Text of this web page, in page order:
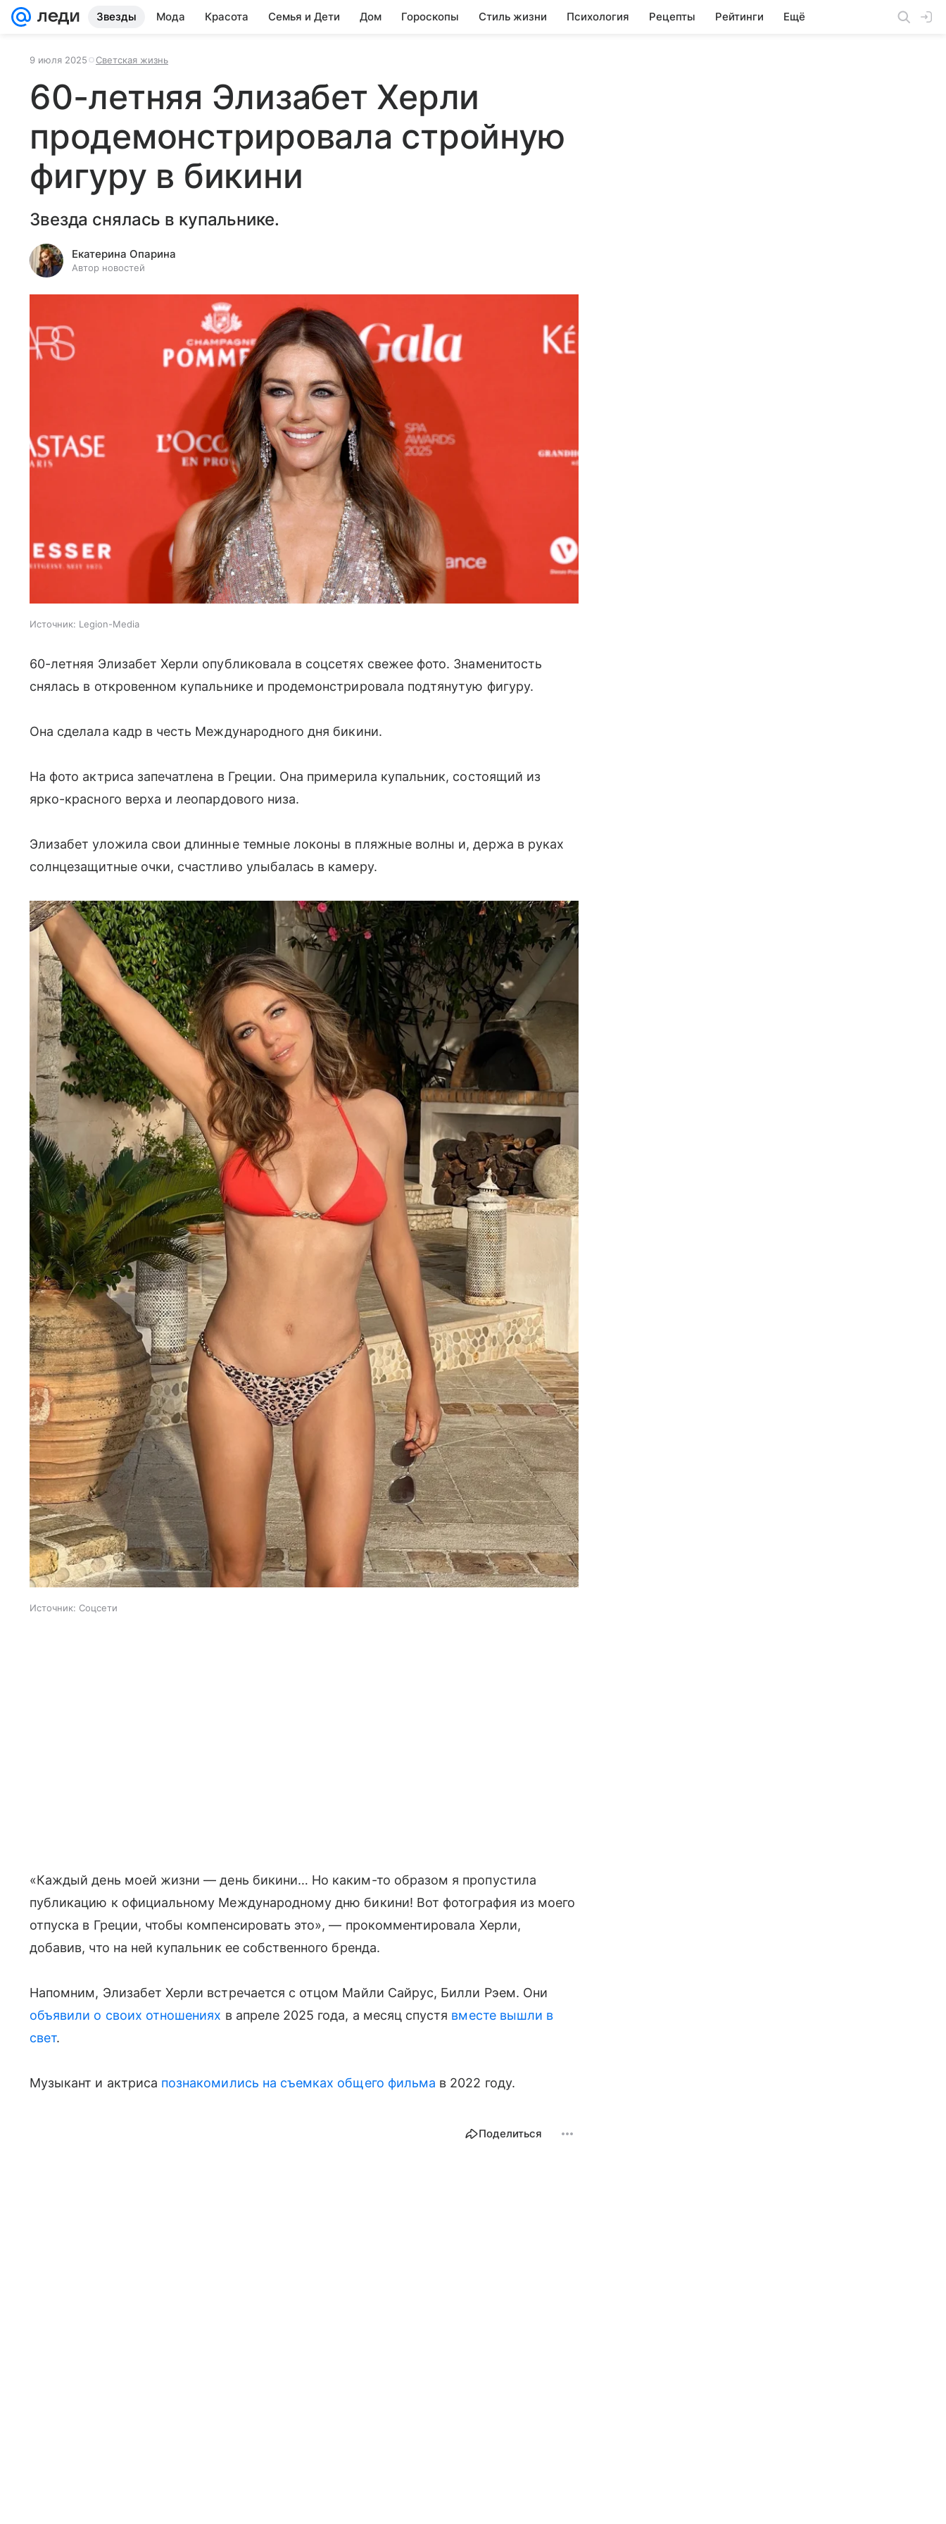
Звезды Мода Красота Семья и Дети Дом Гороскопы Стиль жизни Психология Рецепты Рейтинги Ещё
9 июля 2025 Светская жизнь
60-летняя Элизабет Херли
продемонстрировала стройную
фигуру в бикини
Звезда снялась в купальнике.
Екатерина Опарина
Автор новостей
Источник: Legion-Media
60-летняя Элизабет Херли опубликовала в соцсетях свежее фото. Знаменитость
снялась в откровенном купальнике и продемонстрировала подтянутую фигуру.
Она сделала кадр в честь Международного дня бикини.
На фото актриса запечатлена в Греции. Она примерила купальник, состоящий из
ярко-красного верха и леопардового низа.
Элизабет уложила свои длинные темные локоны в пляжные волны и, держа в руках
солнцезащитные очки, счастливо улыбалась в камеру.
Источник: Соцсети
«Каждый день моей жизни — день бикини… Но каким-то образом я пропустила
публикацию к официальному Международному дню бикини! Вот фотография из моего
отпуска в Греции, чтобы компенсировать это», — прокомментировала Херли,
добавив, что на ней купальник ее собственного бренда.
Напомним, Элизабет Херли встречается с отцом Майли Сайрус, Билли Рэем. Они
объявили о своих отношениях в апреле 2025 года, а месяц спустя вместе вышли в
свет.
Музыкант и актриса познакомились на съемках общего фильма в 2022 году.
Поделиться